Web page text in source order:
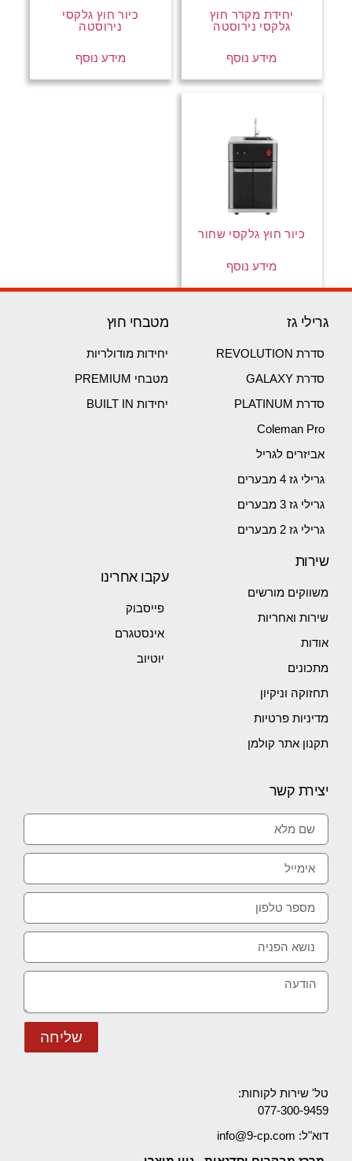
יחידת מקרר חוץ
גלקסי נירוסטה
מידע נוסף
כיור חוץ גלקסי
נירוסטה
מידע נוסף
כיור חוץ גלקסי שחור
מידע נוסף
גרילי גז
סדרת REVOLUTION
סדרת GALAXY
סדרת PLATINUM
Coleman Pro
אביזרים לגריל
גרילי גז 4 מבערים
גרילי גז 3 מבערים
גרילי גז 2 מבערים
מטבחי חוץ
יחידות מודולריות
מטבחי PREMIUM
יחידות BUILT IN
שירות
משווקים מורשים
שירות ואחריות
אודות
מתכונים
תחזוקה וניקיון
מדיניות פרטיות
תקנון אתר קולמן
עקבו אחרינו
פייסבוק
אינסטגרם
יוטיוב
יצירת קשר
שליחה
טל' שירות לקוחות:
077-300-9459
דוא"ל: info@9-cp.com